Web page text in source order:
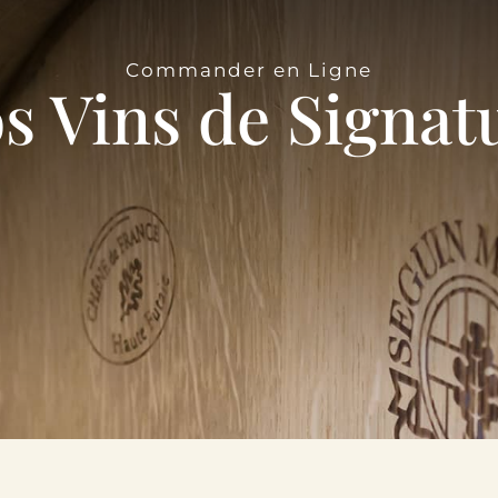
Commander en Ligne
Vins de